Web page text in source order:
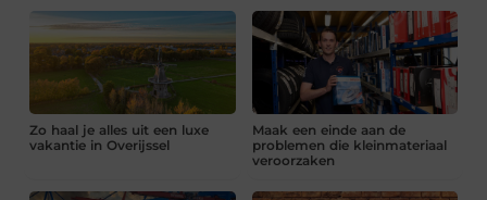
Zo haal je alles uit een luxe
vakantie in Overijssel
Maak een einde aan de
problemen die kleinmateriaal
veroorzaken